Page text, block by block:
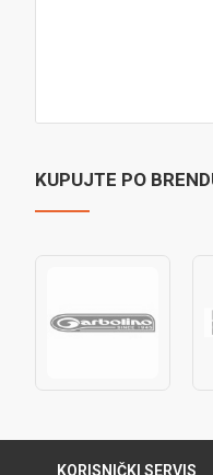
KUPUJTE PO
KORISNIČKI SERVIS